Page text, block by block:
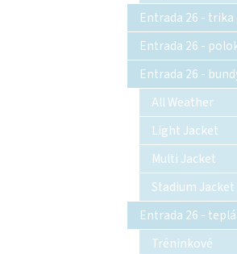
Entrada 26 - trika
Entrada 26 -
Entrada 26 -
All Weather
Light Jacket
Multi Jacket
Stadium Jacket
Entrada 26 -
Tréninkové